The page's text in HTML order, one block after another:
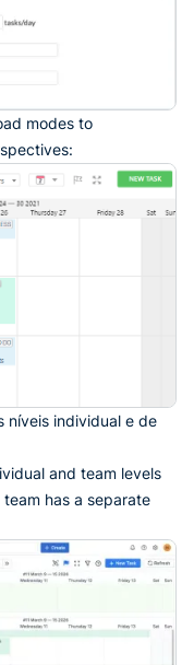
modes to
níveis individual e de
and team levels
team has a separate